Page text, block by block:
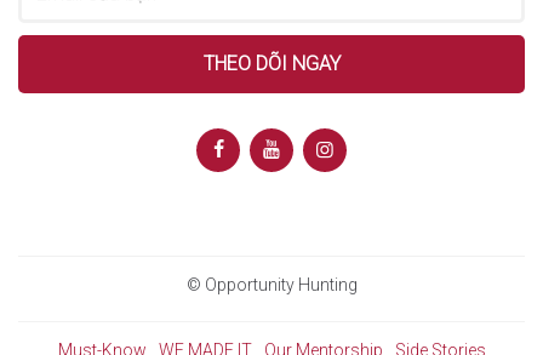
© Opportunity Hunting
Must-Know WE MADE IT Our Mentorship Side Stories